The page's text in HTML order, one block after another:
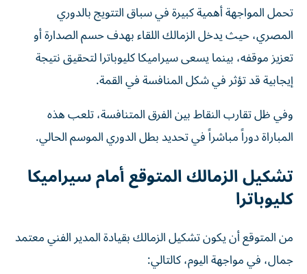
تحمل المواجهة أهمية كبيرة في سباق التتويج بالدوري
المصري، حيث يدخل الزمالك اللقاء بهدف حسم الصدارة أو
تعزيز موقفه، بينما يسعى سيراميكا كليوباترا لتحقيق نتيجة
إيجابية قد تؤثر في شكل المنافسة في القمة.
وفي ظل تقارب النقاط بين الفرق المتنافسة، تلعب هذه
المباراة دوراً مباشراً في تحديد بطل الدوري الموسم الحالي.
تشكيل الزمالك المتوقع أمام سيراميكا
كليوباترا
من المتوقع أن يكون تشكيل الزمالك بقيادة المدير الفني معتمد
جمال، في مواجهة اليوم، كالتالي: